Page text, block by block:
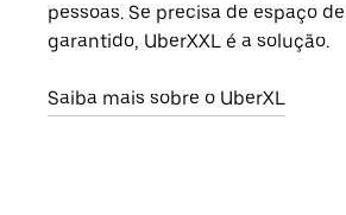
pessoas. Se precisa de espaço
garantido, UberXXL é a solução.
Saiba mais sobre o UberXL